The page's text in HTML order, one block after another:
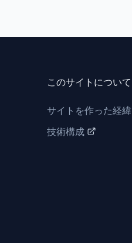
このサイトについて
サイトを作った経緯
技術構成